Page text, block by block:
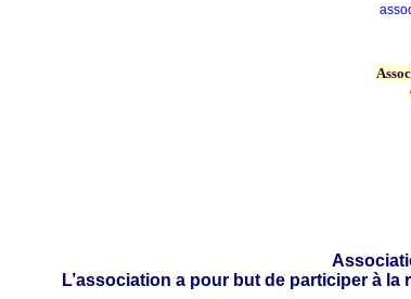
L’association a pour but de participer à